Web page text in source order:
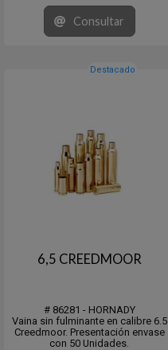
Consultar
Destacado
6,5 CREEDMOOR
# 86281 - HORNADY
Vaina sin fulminante en calibre 6.5
Creedmoor. Presentación envase
con 50 Unidades.